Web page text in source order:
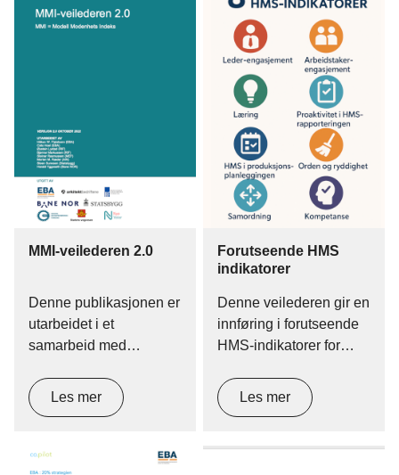
bevaring, oppgradering,
byggherre – i dialog
med rådgivere og
entreprenør – skalta
stilling til omfang og
ambisjonsnivå for tiltak i
MMI-veilederen 2.0
Denne publikasjonen er
utarbeidet i et
samarbeid med
Entreprenørforeningen
Bygg og Anlegg (EBA),
Forbund (MEF),
Les mer
Forutseende HMS
indikatorer
Denne veilederen gir en
innføring i forutseende
HMS-indikatorer for
bygg og anlegg. Den
forklarer hva slike
virksomheter kan utvikle
Les mer